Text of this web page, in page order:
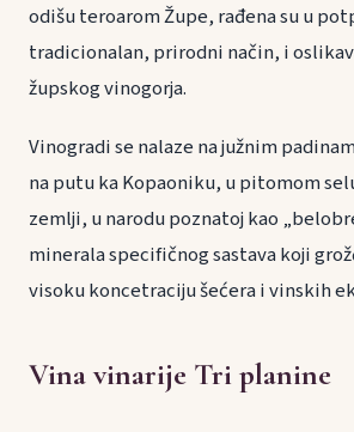
odišu teroarom Župe, rađena su u
tradicionalan, prirodni način, i
župskog vinogorja.
Vinogradi se nalaze na južnim
na putu ka Kopaoniku, u pitomom
zemlji, u narodu poznatoj kao
minerala specifičnog sastava koji
visoku koncetraciju šećera i vinskih
Vina vinarije Tri planine